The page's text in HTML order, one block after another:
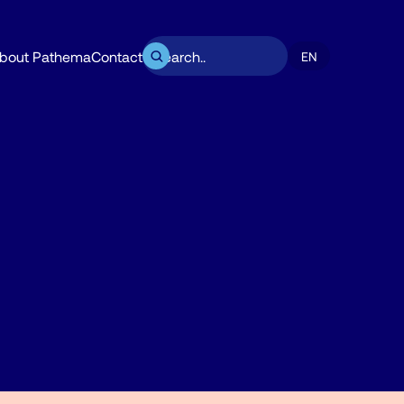
PathemaContact EN